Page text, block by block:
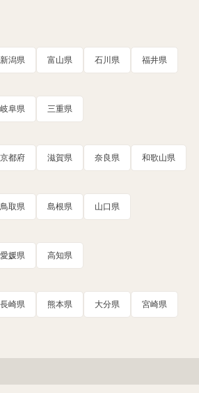
新潟県 富山県 石川県 福井県
岐阜県 三重県
京都府 滋賀県 奈良県 和歌山県
鳥取県 島根県 山口県
愛媛県 高知県
長崎県 熊本県 大分県 宮崎県